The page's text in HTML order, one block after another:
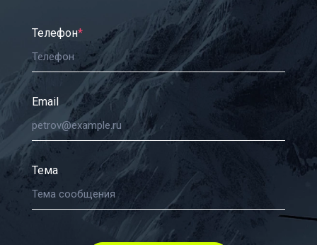
Телефон*
Email
Тема